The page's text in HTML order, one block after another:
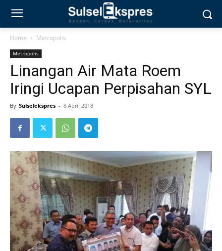
Home Metropolis
Metropolis
Linangan Air Mata Roem
Iringi Ucapan Perpisahan SYL
By Sulselekspres - 8 April 2018